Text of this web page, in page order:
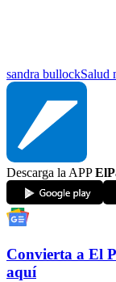
sandra bullockSalud
Descarga la APP
Convierta a El
aquí